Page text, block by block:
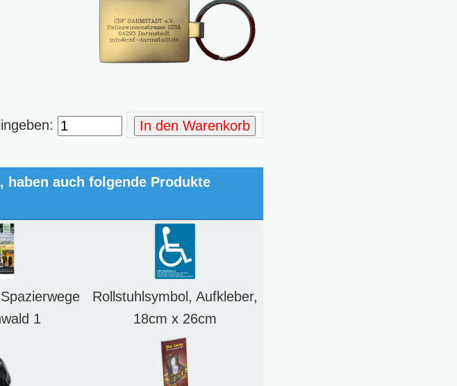
In den Warenkorb
haben auch folgende Produkte
1
Rollstuhlsymbol, Aufkleber,
18cm x 26cm